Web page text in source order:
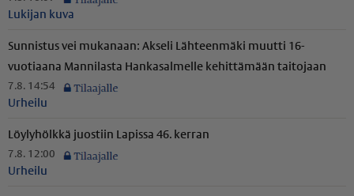
Lukijan kuva
Sunnistus vei mukanaan: Akseli Lähteenmäki muutti 16-
vuotiaana Mannilasta Hankasalmelle kehittämään taitojaan
7.8. 14:54
Urheilu
Löylyhölkkä juostiin Lapissa 46. kerran
7.8. 12:00
Urheilu